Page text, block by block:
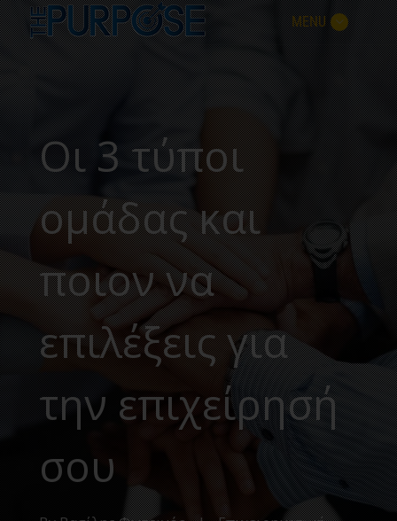
MENU
Οι 3 τύποι
ομάδας και
ποιον να
επιλέξεις για
την επιχείρησή
σου